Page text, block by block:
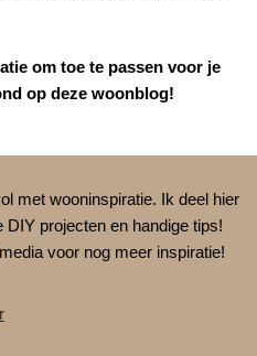
om toe te passen voor je
op deze woonblog!
met wooninspiratie. Ik deel hier
projecten en handige tips!
voor nog meer inspiratie!